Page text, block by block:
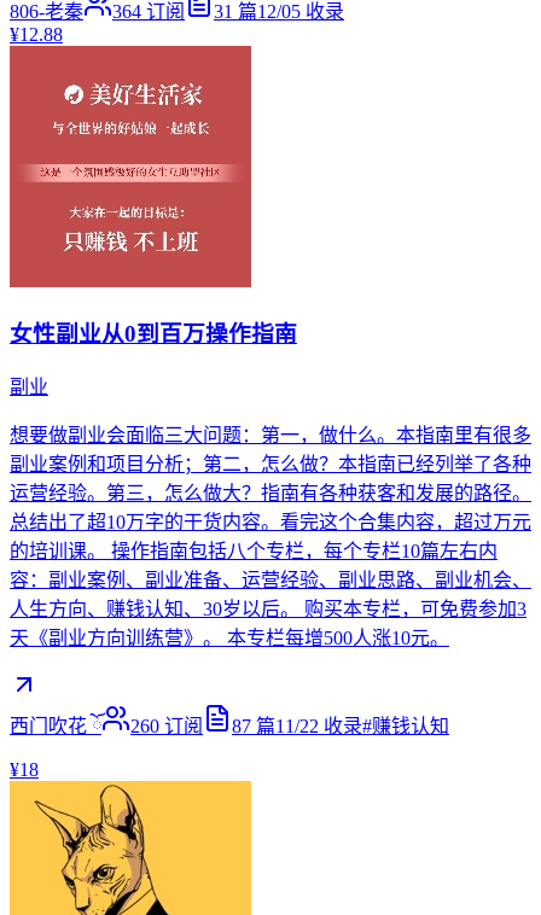
806-老秦 364 订阅 31 篇12/05 收录
¥12.88
女性副业从0到百万操作指南
副业
想要做副业会面临三大问题：第一，做什么。本指南里有很多
副业案例和项目分析；第二，怎么做？本指南已经列举了各种
运营经验。第三，怎么做大？指南有各种获客和发展的路径。
总结出了超10万字的干货内容。看完这个合集内容，超过万元
的培训课。 操作指南包括八个专栏，每个专栏10篇左右内
容：副业案例、副业准备、运营经验、副业思路、副业机会、
人生方向、赚钱认知、30岁以后。 购买本专栏，可免费参加3
天《副业方向训练营》。 本专栏每增500人涨10元。
西门吹花 ོ 260 订阅 87 篇11/22 收录#赚钱认知
¥18